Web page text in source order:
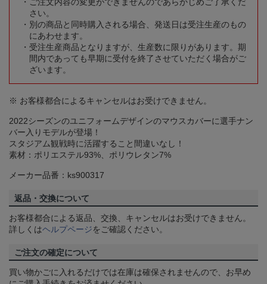
さい。
別の商品と同時購入される場合、発送日は受注生産のもの
にあわせます。
受注生産商品となりますが、生産数に限りがあります。期
間内であっても早期に受付を終了させていただく場合がご
ざいます。
※ お客様都合によるキャンセルはお受けできません。
2022シーズンのユニフォームデザインのマウスカバーに選手ナン
バー入りモデルが登場！
スタジアム観戦時に活躍すること間違いなし！
素材：ポリエステル93%、ポリウレタン7%
メーカー品番：ks900317
返品・交換について
お客様都合による返品、交換、キャンセルはお受けできません。
詳しくはヘルプページをご確認ください。
ご注文の確定について
買い物かごに入れるだけでは在庫は確保されませんので、お早め